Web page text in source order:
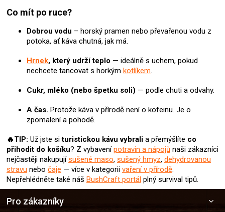
Co mít po ruce?
Dobrou vodu – horský pramen nebo převařenou vodu z
potoka, ať káva chutná, jak má.
Hrnek, který udrží teplo — ideálně s uchem, pokud
nechcete tancovat s horkým kotlíkem
Cukr, mléko (nebo špetku soli) — podle chuti a odvahy.
A čas. Protože káva v přírodě není o kofeinu. Je o
zpomalení a pohodě.
🔥TIP: Už jste situristickou kávuvybrali a přemýšlíte co
přihodit do košíku? Z vybavenípotravin a nápojů naši zákazníci
nejčastěji nakupujísušené maso, sušený hmyz, dehydrovanou
stravu nebo čaje — více v kategorii vaření v přírodě
Nepřehlédněte také náš BushCraft portál plný survival tipů.
Pro zákazníky